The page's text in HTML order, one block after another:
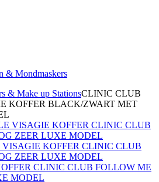
& Mondmaskers
& Make up StationsCLINIC CLUB
KOFFER BLACK/ZWART MET
KOFFER CLINIC CLUB
ZEER LUXE MODEL
CLINIC CLUB FOLLOW ME
MODEL